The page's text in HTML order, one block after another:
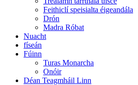
Feithiclí speisialta éigeandála
Drón
Madra Róbat
Nuacht
físeán
Fúinn
Turas Monarcha
Onóir
Déan Teagmháil Linn